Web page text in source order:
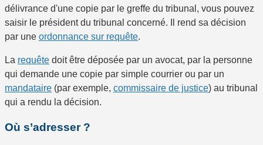
délivrance d'une copie par le greffe du tribunal, vous pouvez
saisir le président du tribunal concerné. Il rend sa décision
par une ordonnance sur requête.
La requête doit être déposée par un avocat, par la personne
qui demande une copie par simple courrier ou par un
mandataire (par exemple, commissaire de justice) au tribunal
qui a rendu la décision.
Où s’adresser ?